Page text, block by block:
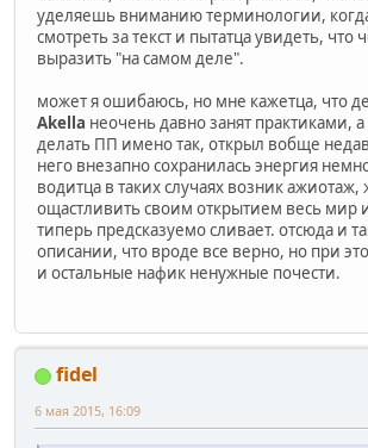
уделяешь вниманию терминологии,
смотреть за текст и пытатца увидеть, что
выразить "на самом деле".
может я ошибаюсь, но мне кажетца, что
Akella неочень давно занят практиками,
делать ПП имено так, открыл вобще
него внезапно сохранилась энергия
водитца в таких случаях возник
ощастливить своим открытием весь мир
типерь предсказуемо сливает. отсюда и
описании, что вроде все верно, но при
и остальные нафик ненужные почести.
fidel
6 мая 2015, 16:09